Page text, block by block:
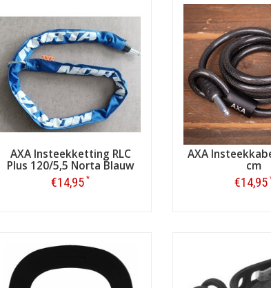
AXA Insteekketting RLC
Plus 120/5,5 Norta Blauw
€14,95 *
AXA
cm
€14,95